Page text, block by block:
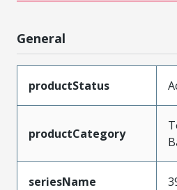
General
productStatus
productCategory
seriesName